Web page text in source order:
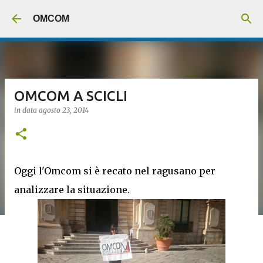
OMCOM
OMCOM A SCICLI
in data agosto 23, 2014
Oggi l'Omcom si è recato nel ragusano per
analizzare la situazione.